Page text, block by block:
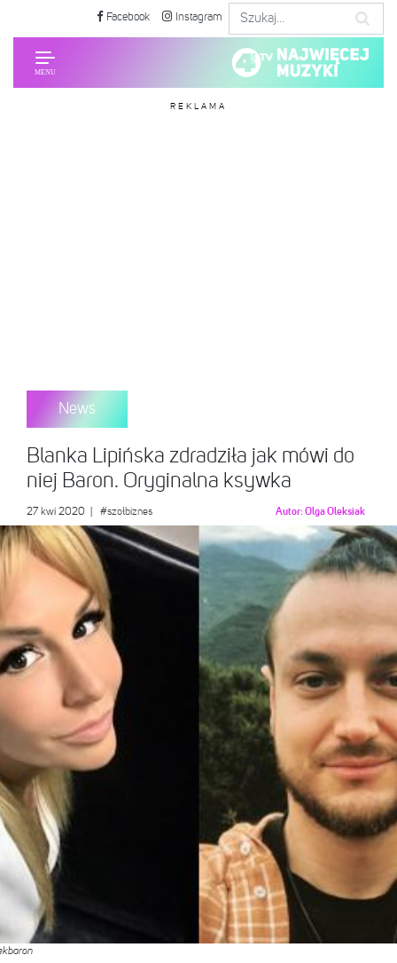
Facebook Instagram
REKLAMA
News
Blanka Lipińska zdradziła jak mówi do
niej Baron. Oryginalna ksywka
27 kwi 2020 #szołbiznes Autor:Olga Oleksiak